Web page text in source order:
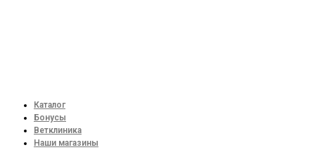
Каталог
Бонусы
Ветклиника
Наши магазины